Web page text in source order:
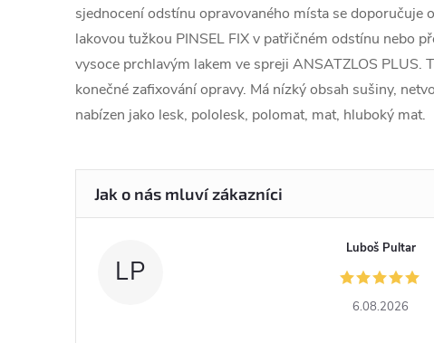
sjednocení odstínu opravovaného místa se doporučuje
lakovou tužkou PINSEL FIX v patřičném odstínu nebo
vysoce prchlavým lakem ve spreji ANSATZLOS PLUS.
konečné zafixování opravy. Má nízký obsah sušiny,
nabízen jako lesk, pololesk, polomat, mat, hluboký mat.
LP
Luboš Pultar
6.08.2026